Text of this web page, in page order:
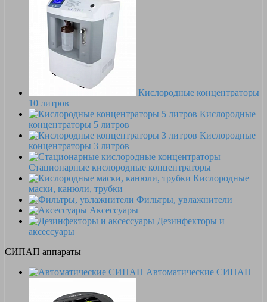
Кислородные концентраторы
10 литров
Кислородные
концентраторы 5 литров
Кислородные
концентраторы 3 литров
Стационарные кислородные концентраторы
Кислородные
маски, канюли, трубки
Фильтры, увлажнители
Аксессуары
Дезинфекторы и
аксессуары
СИПАП аппараты
Автоматические СИПАП